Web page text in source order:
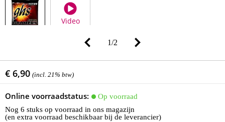
Video
1/2
€ 6,90 (incl. 21% btw)
Online voorraadstatus:
Op voorraad
Nog 6 stuks op voorraad in ons magazijn
(en extra voorraad beschikbaar bij de leverancier)